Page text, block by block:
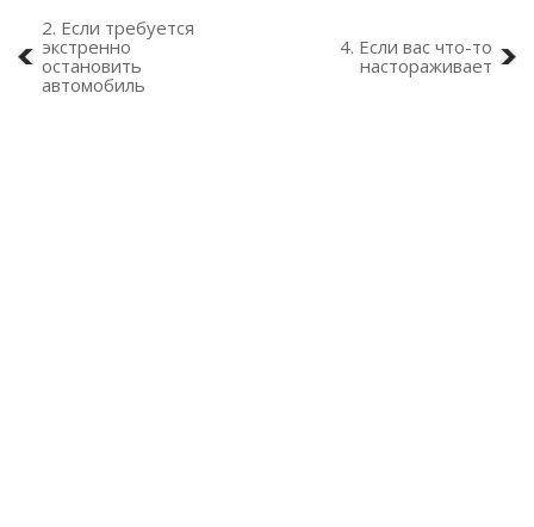
2. Если требуется
экстренно
остановить
автомобиль
4. Если вас что-то
настораживает